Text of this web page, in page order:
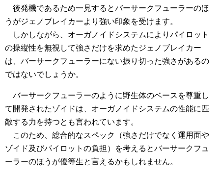
後発機であるため一見するとバーサークフューラーのほ
うがジェノブレイカーより強い印象を受けます。
しかしながら、オーガノイドシステムによりパイロット
の操縦性を無視して強さだけを求めたジェノブレイカー
は、バーサークフューラーにない振り切った強さがあるの
ではないでしょうか。
バーサークフューラーのように野生体のベースを尊重し
て開発されたゾイドは、オーガノイドシステムの性能に匹
敵する力を持つとも言われています。
このため、総合的なスペック（強さだけでなく運用面や
ゾイド及びパイロットの負担）を考えるとバーサークフュ
ーラーのほうが優等生と言えるかもしれません。